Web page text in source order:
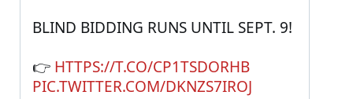
BLIND BIDDING RUNS UNTIL SEPT. 9!
👉 HTTPS://T.CO/CP1TSDORHB
PIC.TWITTER.COM/DKNZS7IROJ